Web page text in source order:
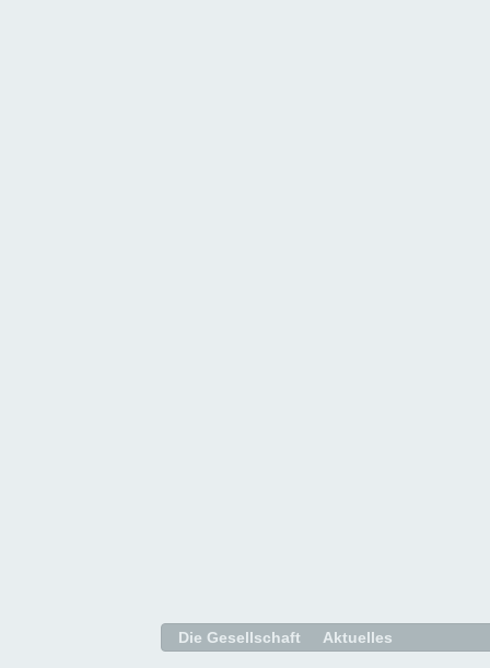
Die Gesellschaft Aktuelles